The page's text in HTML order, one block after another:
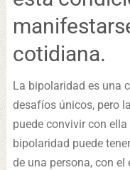
cotidiana.
La bipolaridad es una
desafíos únicos, pero
puede convivir con
bipolaridad puede
de una persona, con